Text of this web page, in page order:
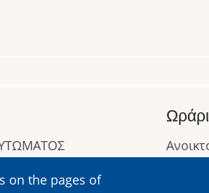
on the pages of